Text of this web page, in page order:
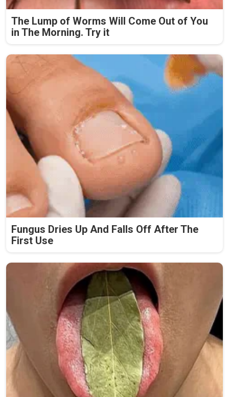
The Lump of Worms Will Come Out of You
in The Morning. Try it
Fungus Dries Up And Falls Off After The
First Use